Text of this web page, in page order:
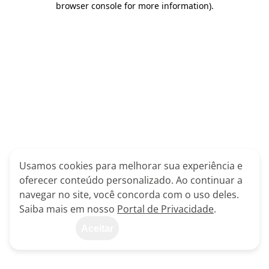
browser console for more information).
Usamos cookies para melhorar sua experiência e
oferecer conteúdo personalizado. Ao continuar a
navegar no site, você concorda com o uso deles.
Saiba mais em nosso Portal de Privacidade.